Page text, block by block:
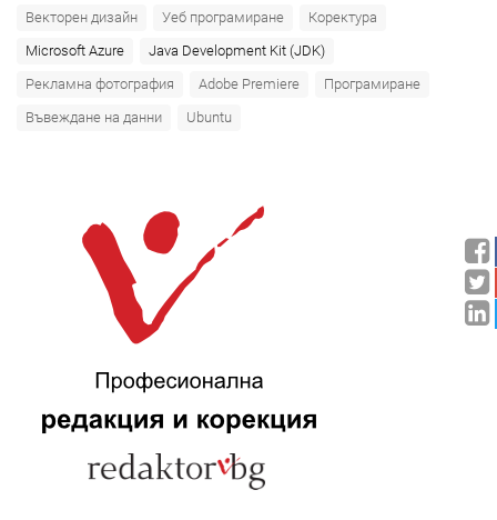
Векторен дизайн
Уеб програмиране
Коректура
Microsoft Azure‎
Java Development Kit (JDK)
Рекламна фотография
Adobe Premiere
Програмиране
Въвеждане на данни
Ubuntu